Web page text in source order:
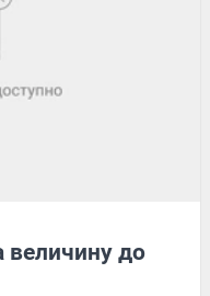
величину до